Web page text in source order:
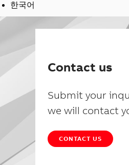
한국어
Contact us
Submit your
we will contact
CONTACT US